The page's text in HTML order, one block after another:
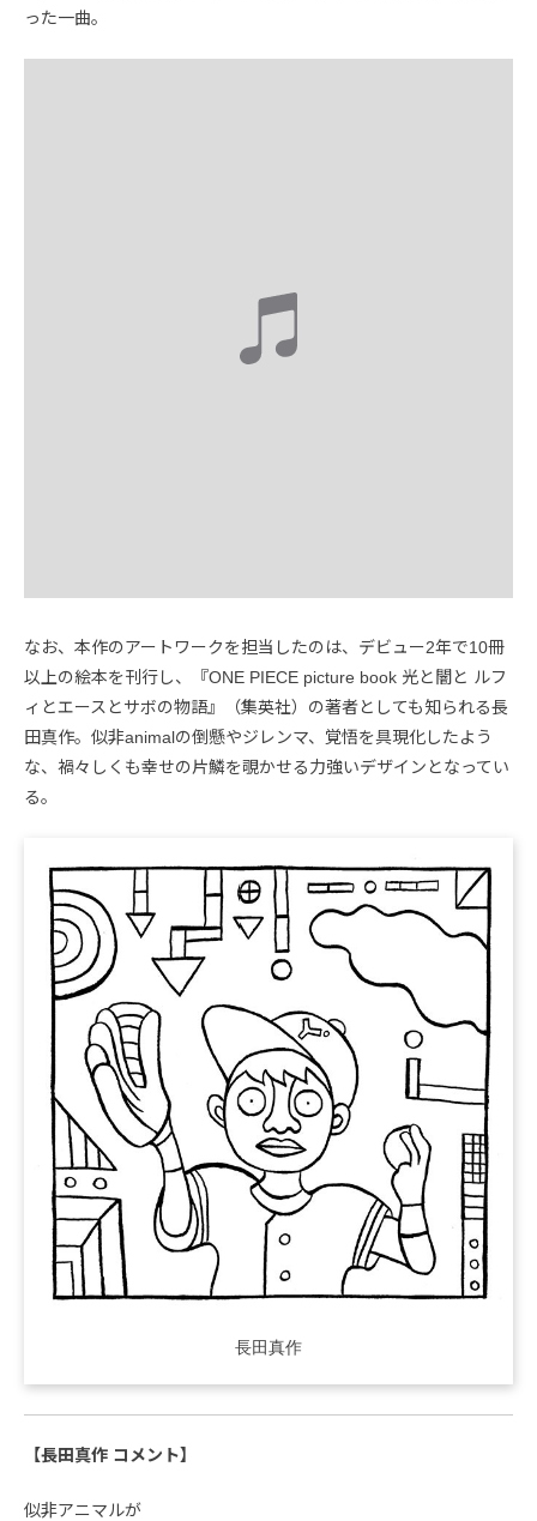
った一曲。
なお、本作のアートワークを担当したのは、デビュー2年で10冊
以上の絵本を刊行し、『ONE PIECE picture book 光と闇と ルフ
ィとエースとサボの物語』（集英社）の著者としても知られる長
田真作。似非animalの倒懸やジレンマ、覚悟を具現化したよう
な、禍々しくも幸せの片鱗を覗かせる力強いデザインとなってい
る。
長田真作
【長田真作 コメント】
似非アニマルが